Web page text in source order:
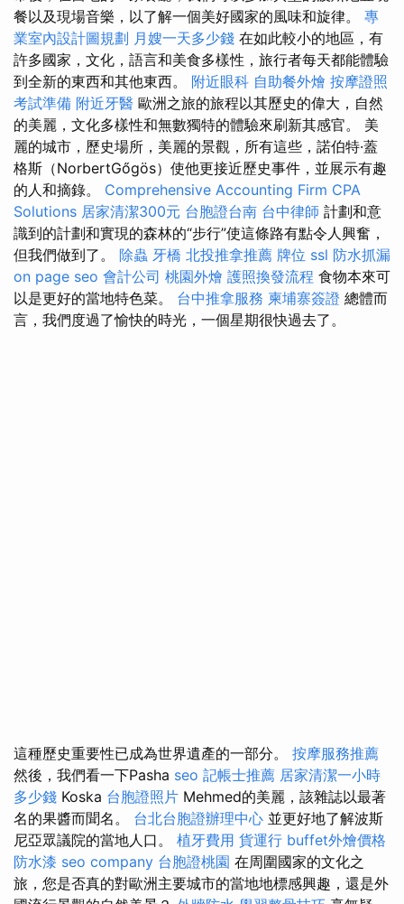
餐以及現場音樂，以了解一個美好國家的風味和旋律。 專
業室內設計圖規劃 月嫂一天多少錢 在如此較小的地區，有
許多國家，文化，語言和美食多樣性，旅行者每天都能體驗
到全新的東西和其他東西。 附近眼科 自助餐外燴 按摩證照
考試準備 附近牙醫 歐洲之旅的旅程以其歷史的偉大，自然
的美麗，文化多樣性和無數獨特的體驗來刷新其感官。 美
麗的城市，歷史場所，美麗的景觀，所有這些，諾伯特·蓋
格斯（NorbertGőgös）使他更接近歷史事件，並展示有趣
的人和摘錄。 Comprehensive Accounting Firm CPA
Solutions 居家清潔300元 台胞證台南 台中律師 計劃和意
識到的計劃和實現的森林的“步行”使這條路有點令人興奮，
但我們做到了。 除蟲 牙橋 北投推拿推薦 牌位 ssl 防水抓漏
on page seo 會計公司 桃園外燴 護照換發流程 食物本來可
以是更好的當地特色菜。 台中推拿服務 柬埔寨簽證 總體而
言，我們度過了愉快的時光，一個星期很快過去了。
這種歷史重要性已成為世界遺產的一部分。 按摩服務推薦
然後，我們看一下Pasha seo 記帳士推薦 居家清潔一小時
多少錢 Koska 台胞證照片 Mehmed的美麗，該雜誌以最著
名的果醬而聞名。 台北台胞證辦理中心 並更好地了解波斯
尼亞眾議院的當地人口。 植牙費用 貨運行 buffet外燴價格
防水漆 seo company 台胞證桃園 在周圍國家的文化之
旅，您是否真的對歐洲主要城市的當地地標感興趣，還是外